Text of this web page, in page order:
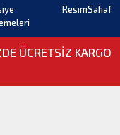
ResimSahaf
ÜCRETSİZ KARGO